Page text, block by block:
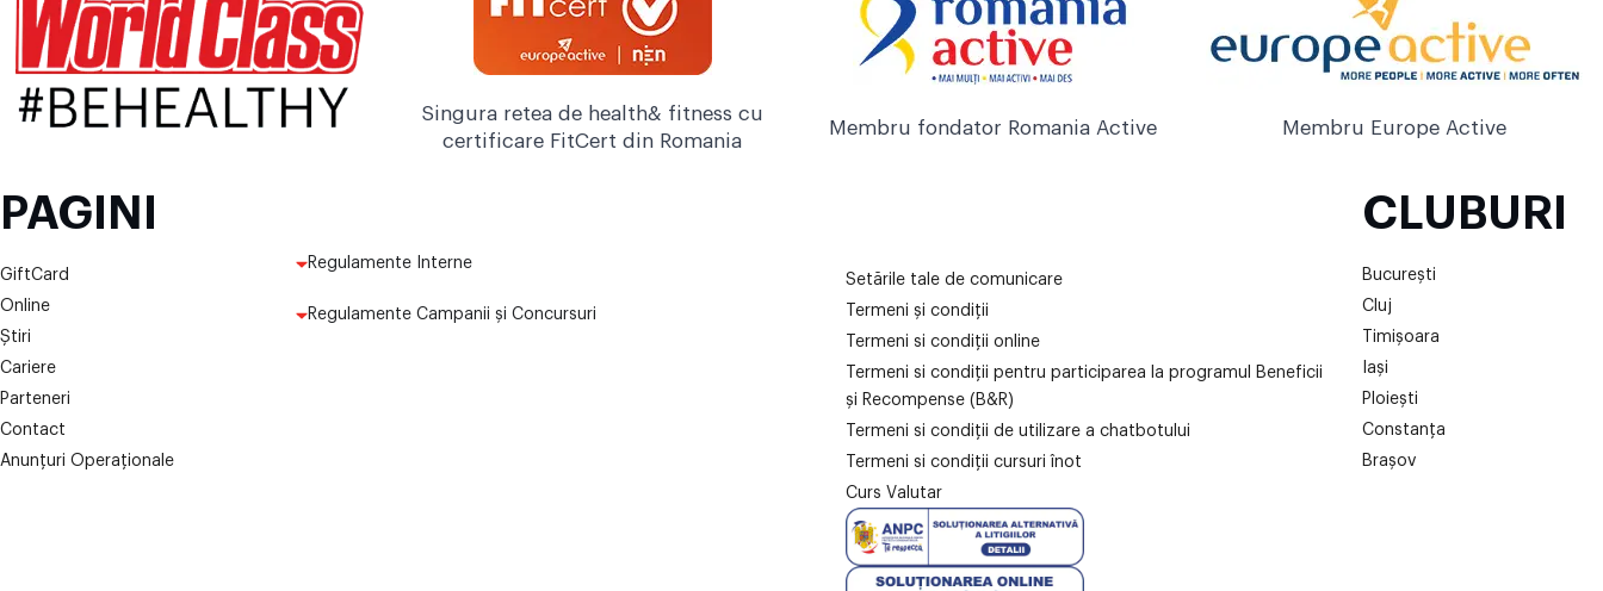
Singura retea de health& fitness cu
certificare FitCert din Romania
Membru fondator Romania Active Membru Europe Active
PAGINI
GiftCard
Online
Știri
Cariere
Parteneri
Contact
Anunțuri Operaționale
Regulamente Interne
Regulamente Campanii și Concursuri
Setările tale de comunicare
Termeni și condiții
Termeni si condiții online
Termeni si condiții pentru participarea la programul Beneficii
și Recompense (B&R)
Termeni si condiții de utilizare a chatbotului
Termeni si condiții cursuri înot
Curs Valutar
CLUBURI
București
Cluj
Timișoara
Iași
Ploiești
Constanța
Brașov